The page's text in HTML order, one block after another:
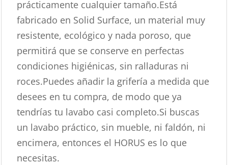
prácticamente cualquier tamaño.Está
fabricado en Solid Surface, un material muy
resistente, ecológico y nada poroso, que
permitirá que se conserve en perfectas
condiciones higiénicas, sin ralladuras ni
roces.Puedes añadir la grifería a medida que
desees en tu compra, de modo que ya
tendrías tu lavabo casi completo.Si buscas
un lavabo práctico, sin mueble, ni faldón, ni
encimera, entonces el HORUS es lo que
necesitas.